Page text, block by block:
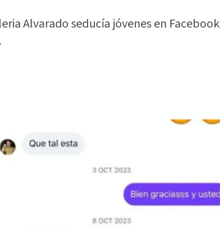
Alvarado seducía jóvenes en Facebook